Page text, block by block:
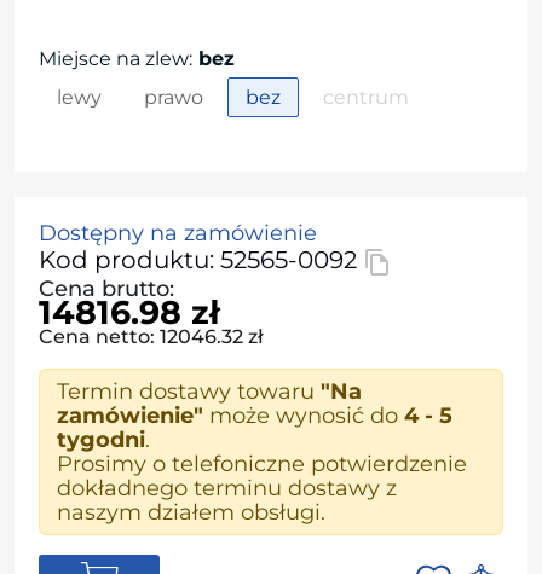
Miejsce na zlew: bez
lewy
prawo bez centrum
Dostępny na zamówienie
Kod produktu: 52565-0092
Cena brutto:
14816.98 zł
Cena netto: 12046.32 zł
Termin dostawy towaru "Na
zamówienie" może wynosić do 4 - 5
tygodni.
Prosimy o telefoniczne potwierdzenie
dokładnego terminu dostawy z
naszym działem obsługi.